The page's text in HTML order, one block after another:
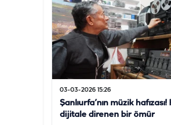
03-03-2026 15:26
Şanlıurfa’nın müzik
dijitale direnen bir ömür